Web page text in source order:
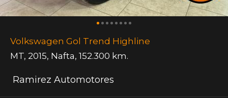
Volkswagen Gol Trend Highline
MT, 2015, Nafta, 152.300 km.
Ramirez Automotores